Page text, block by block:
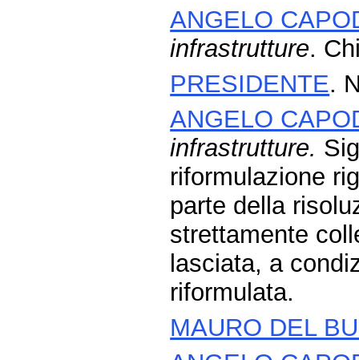
ANGELO
infrastrutture.
PRESIDENTE.
ANGELO
infrastrutture.
riformulazione
parte della
strettamente
lasciata, a
riformulata.
MAURO DEL